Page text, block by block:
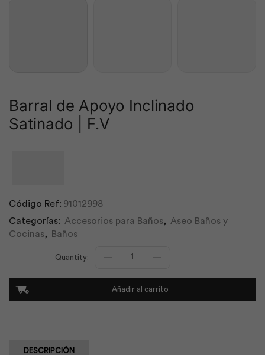
Barral de Apoyo Inclinado
Satinado | F.V
Código Ref: 91012998
Categorías: Accesorios para Baños, Aseo Baños y
Cocinas, Baños
Satinado
|
Añadir al carrito
DESCRIPCIÓN